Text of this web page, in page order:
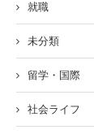
就職
未分類
留学・国際
社会ライフ